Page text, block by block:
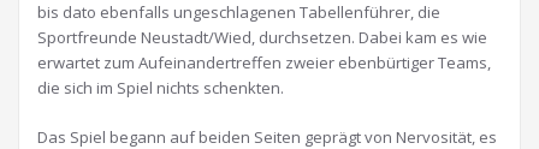
bis dato ebenfalls ungeschlagenen Tabellenführer, die
Sportfreunde Neustadt/Wied, durchsetzen. Dabei kam es wie
erwartet zum Aufeinandertreffen zweier ebenbürtiger Teams,
die sich im Spiel nichts schenkten.
Das Spiel begann auf beiden Seiten geprägt von Nervosität, es